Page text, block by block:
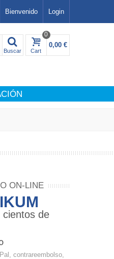
Bienvenido Login
Buscar Cart
0
0,00 €
ON-LINE
cientos de
contrareembolso,